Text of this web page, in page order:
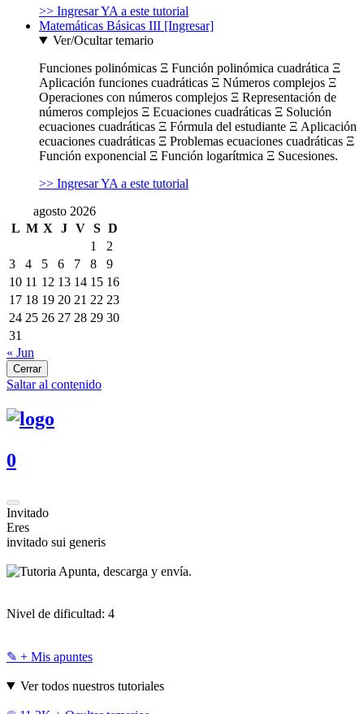
>> Ingresar YA a este tutorial
Matemáticas Básicas III [Ingresar]
Ver/Ocultar temario
Funciones polinómicas Ξ Función polinómica cuadrática Ξ
Aplicación funciones cuadráticas Ξ Números complejos Ξ
Operaciones con números complejos Ξ Representación de
números complejos Ξ Ecuaciones cuadráticas Ξ Solución
ecuaciones cuadráticas Ξ Fórmula del estudiante Ξ Aplicación
ecuaciones cuadráticas Ξ Problemas ecuaciones cuadráticas Ξ
Función exponencial Ξ Función logarítmica Ξ Sucesiones.
>> Ingresar YA a este tutorial
agosto 2026
L M X J V S D
1
2
3
4 5 6 7 8
9
10 11 12 13 14 15 16
17 18 19 20 21 22 23
24 25 26 27 28 29 30
31
« Jun
Cerrar
Saltar al contenido
0
Invitado
Eres
invitado sui generis
Apunta, descarga y envía.
Nivel de dificultad: 4
✎ + Mis apuntes
Ver todos nuestros tutoriales